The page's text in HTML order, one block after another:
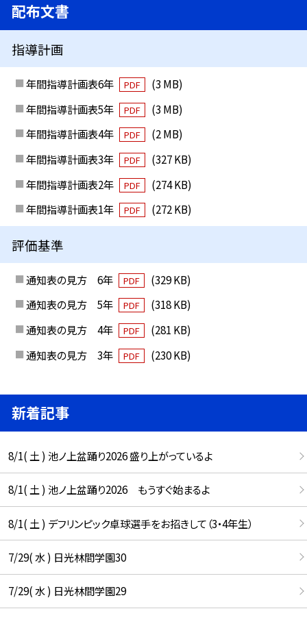
配布文書
指導計画
年間指導計画表6年 PDF
(3 MB)
年間指導計画表5年
PDF
(3 MB)
年間指導計画表4年
PDF
(2 MB)
年間指導計画表3年
PDF
(327 KB)
年間指導計画表2年
PDF
(274 KB)
年間指導計画表1年
PDF (272 KB)
評価基準
通知表の見方 6年 PDF
(329 KB)
通知表の見方 5年
PDF
(318 KB)
通知表の見方 4年
PDF
(281 KB)
通知表の見方 3年
PDF (230 KB)
新着記事
8/1( 土 ) 池ノ上盆踊り2026 盛り上がっているよ
8/1( 土 ) 池ノ上盆踊り2026 もうすぐ始まるよ
8/1( 土 ) デフリンピック卓球選手をお招きして（3・4年生）
7/29( 水 ) 日光林間学園30
7/29( 水 ) 日光林間学園29